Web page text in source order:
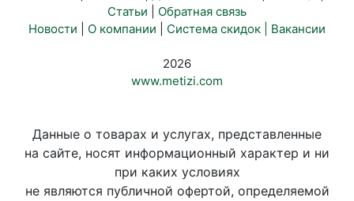
Статьи
Обратная связь
Новости
О компании Система скидок | Вакансии
2026
www.metizi.com
Данные о товарах и услугах, представленные
на сайте, носят информационный характер и ни
при каких условиях
не являются публичной офертой, определяемой